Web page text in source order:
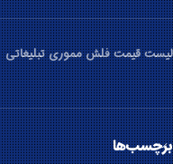
لیست قیمت فلش مموری تبلیغاتی
برچسب‌ها